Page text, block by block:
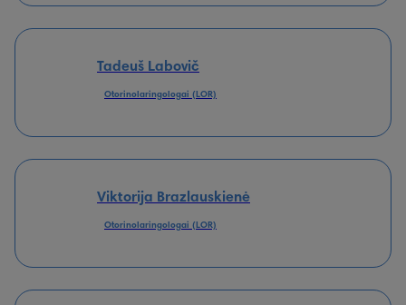
Tadeuš Labovič
Otorinolaringologai (LOR)
Viktorija Brazlauskienė
Otorinolaringologai (LOR)